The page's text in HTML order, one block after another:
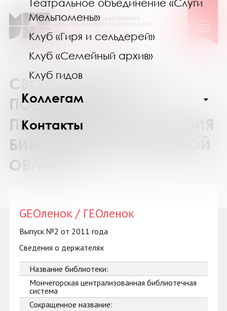
Мельпомены»
Клуб «Гиря и сельдерей»
Клуб «Семейный архив»
Клуб гидов
Коллегам
Контакты
СВОДНЫЙ КАТАЛОГ
ПОДПИСКИ НА
ПЕРИОДИЧЕСКИЕ ИЗДАНИЯ
БИБЛИОТЕК МУРМАНСКОЙ
ОБЛАСТИ
GEOленок / ГЕОленок
Выпуск №2 от 2011 года
Сведения о держателях
Название библиотеки:
Мончегорская централизованная библиотечная
система
Сокращенное название: